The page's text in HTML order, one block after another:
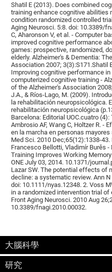
Shatil E (2013). Does combined
training enhance cognitive abilities
condition randomized controlled
Aging Neurosci. 5:8. doi: 10.3389/
C, Aharonson V, et al. - Computer
improved cognitive performance
games: prospective, randomized,
elderly. Alzheimer's & Dementia:
Association 2007; 3(3):S171.Shatil
Improving cognitive performance
computerized cognitive training -
of the Alzheimer's Association
J.A., & Ríos-Lago, M. (2009).
la rehabilitación neuropsicológica.
rehabilitación neuropsicológica
Barcelona: Editorial UOC.cuatro
Ambrosio AF, Wang C, Holtzer R. -
en la marcha en personas
Med Sci. 2010 Dec;65(12):1338-
Francesco Bellotti, Vladimír Burěs
Training Improves Working
ONE July 03, 2014. 10.1371/
Lazar SW. The potential effects of
decline: a systematic review. Ann
doi: 10.1111/nyas.12348. 2. Voss
in a randomized intervention trial
Front Aging Neurosci. 2010 Aug
10.3389/fnagi.2010.00032.
大腦科學
研究